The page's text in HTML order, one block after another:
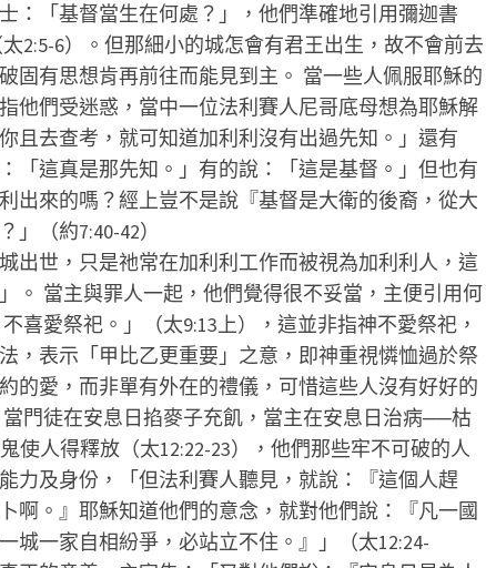
：「基督當生在何處？」，他們準確地引用彌迦書
2:5-6）。但那細小的城怎會有君王出生，故不會前去
固有思想肯再前往而能見到主。 當一些人佩服耶穌的
他們受迷惑，當中一位法利賽人尼哥底母想為耶穌解
且去查考，就可知道加利利沒有出過先知。」還有
「這真是那先知。」有的說：「這是基督。」但也有
出來的嗎？經上豈不是說『基督是大衛的後裔，從大
（約7:40-42）
出世，只是祂常在加利利工作而被視為加利利人，這
。 當主與罪人一起，他們覺得很不妥當，主便引用何
喜愛祭祀。」（太9:13上），這並非指神不愛祭祀，
，表示「甲比乙更重要」之意，即神重視憐恤過於祭
的愛，而非單有外在的禮儀，可惜這些人沒有好好的
門徒在安息日掐麥子充飢，當主在安息日治病──枯
使人得釋放（太12:22-23），他們那些牢不可破的人
力及身份，「但法利賽人聽見，就說：『這個人趕
啊。』耶穌知道他們的意念，就對他們說：『凡一國
城一家自相紛爭，必站立不住。』」（太12:24-